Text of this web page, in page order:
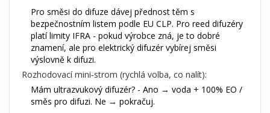
Pro směsi do difuze dávej přednost těm s
bezpečnostním listem podle EU CLP. Pro reed difuzéry
platí limity IFRA - pokud výrobce zná, je to dobré
znamení, ale pro elektrický difuzér vybírej směsi
výslovně k difuzi.
Rozhodovací mini‑strom (rychlá volba, co nalít):
Mám ultrazvukový difuzér? - Ano → voda + 100% EO /
směs pro difuzi. Ne → pokračuj.